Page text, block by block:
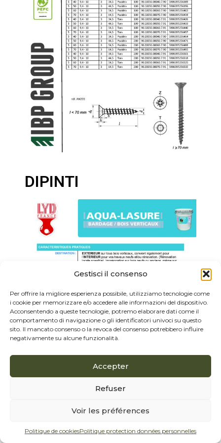
Gestisci il consenso
Per offrire la migliore esperienza possibile, utilizziamo tecnologie come
i cookie per memorizzare e/o accedere alle informazioni del dispositivo.
Acconsentendo a queste tecnologie, potremo elaborare dati come il
comportamento di navigazione o gli identificatori univoci su questo
sito. Il mancato consenso o la revoca del consenso potrebbero influire
negativamente su alcune funzionalità.
Accepter
Refuser
Voir les préférences
Politique de cookiesPolitique protection données personnelles
DIPINTI